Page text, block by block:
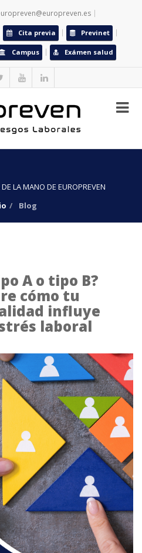
Cita previa Previnet
Campus Exámen salud
LA MANO DE EUROPREVEN
Blog
A o tipo B?
cómo tu
influye
laboral